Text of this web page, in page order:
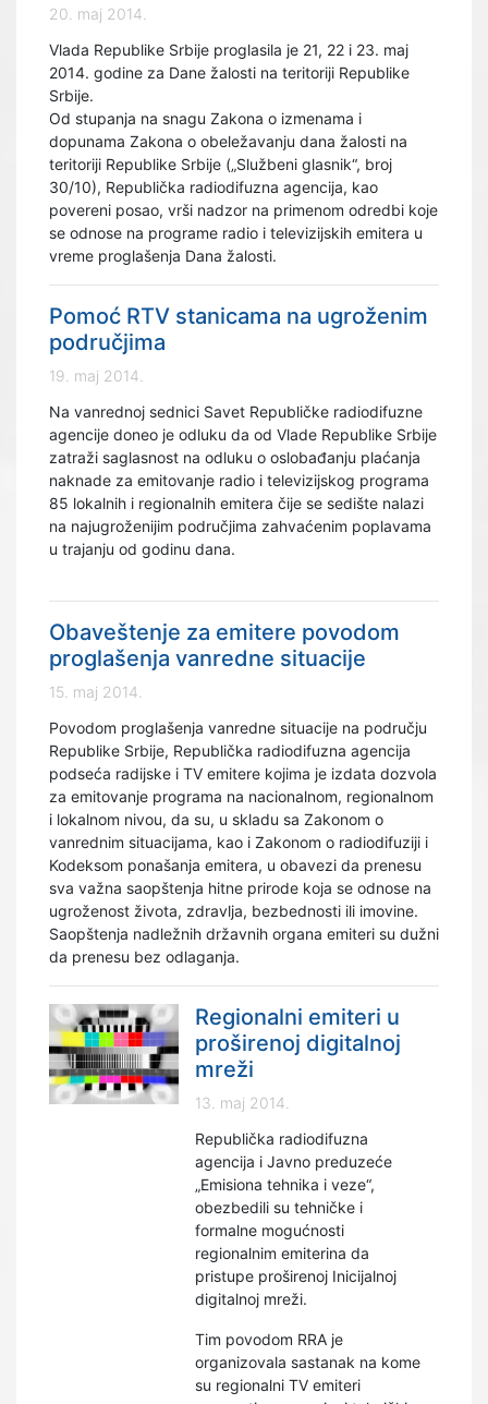
20. maj 2014.
Vlada Republike Srbije proglasila je 21, 22 i 23. maj
2014. godine za Dane žalosti na teritoriji Republike
Srbije.
Od stupanja na snagu Zakona o izmenama i
dopunama Zakona o obeležavanju dana žalosti na
teritoriji Republike Srbije („Službeni glasnik“, broj
30/10), Republička radiodifuzna agencija, kao
povereni posao, vrši nadzor na primenom odredbi koje
se odnose na programe radio i televizijskih emitera u
vreme proglašenja Dana žalosti.
Pomoć RTV stanicama na ugroženim
područjima
19. maj 2014.
Na vanrednoj sednici Savet Republičke radiodifuzne
agencije doneo je odluku da od Vlade Republike Srbije
zatraži saglasnost na odluku o oslobađanju plaćanja
naknade za emitovanje radio i televizijskog programa
85 lokalnih i regionalnih emitera čije se sedište nalazi
na najugroženijim područjima zahvaćenim poplavama
u trajanju od godinu dana.
Obaveštenje za emitere povodom
proglašenja vanredne situacije
15. maj 2014.
Povodom proglašenja vanredne situacije na području
Republike Srbije, Republička radiodifuzna agencija
podseća radijske i TV emitere kojima je izdata dozvola
za emitovanje programa na nacionalnom, regionalnom
i lokalnom nivou, da su, u skladu sa Zakonom o
vanrednim situacijama, kao i Zakonom o radiodifuziji i
Kodeksom ponašanja emitera, u obavezi da prenesu
sva važna saopštenja hitne prirode koja se odnose na
ugroženost života, zdravlja, bezbednosti ili imovine.
Saopštenja nadležnih državnih organa emiteri su dužni
da prenesu bez odlaganja.
Regionalni emiteri u
proširenoj digitalnoj
mreži
13. maj 2014.
Republička radiodifuzna
agencija i Javno preduzeće
„Emisiona tehnika i veze“,
obezbedili su tehničke i
formalne mogućnosti
regionalnim emiterina da
pristupe proširenoj Inicijalnoj
digitalnoj mreži.
Tim povodom RRA je
organizovala sastanak na kome
su regionalni TV emiteri